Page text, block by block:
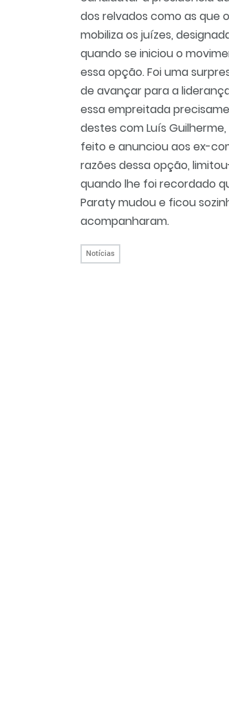
dos relvados como as que
mobiliza os juízes,
quando se iniciou o
essa opção. Foi uma
de avançar para a
essa empreitada
destes com Luís
feito e anunciou aos ex-
razões dessa opção,
quando lhe foi recordado
Paraty mudou e ficou
acompanharam.
Notícias